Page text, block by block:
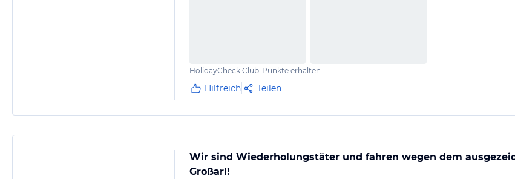
HolidayCheck Club-Punkte erhalten
Hilfreich Teilen
Wir sind Wiederholungstäter und fahren wegen dem
Großarl!